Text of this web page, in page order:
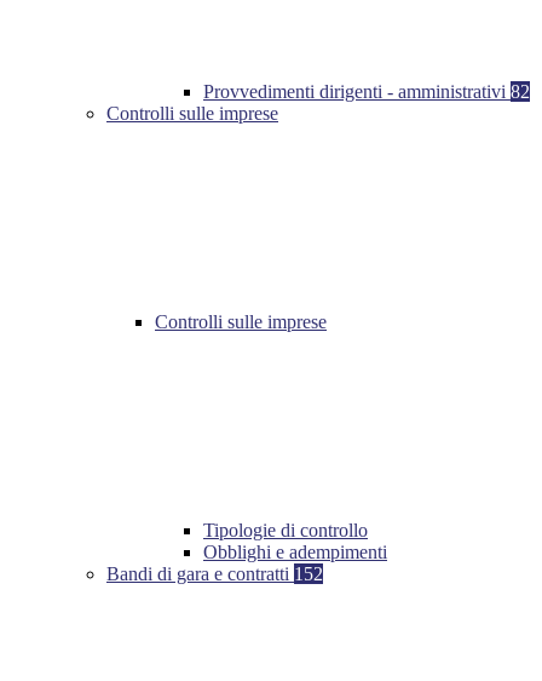
Provvedimenti dirigenti - amministrativi 82
Controlli sulle imprese
Controlli sulle imprese
Tipologie di controllo
Obblighi e adempimenti
Bandi di gara e contratti 152